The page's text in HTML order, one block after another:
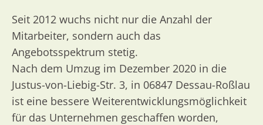
Seit 2012 wuchs nicht nur die Anzahl der
Mitarbeiter, sondern auch das
Angebotsspektrum stetig.
Nach dem Umzug im Dezember 2020 in die
Justus-von-Liebig-Str. 3, in 06847 Dessau-Roßlau
ist eine bessere Weiterentwicklungsmöglichkeit
für das Unternehmen geschaffen worden,